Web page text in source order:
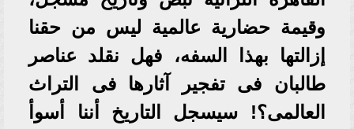
وقيمة حضارية عالمية ليس من حقنا
إزالتها بهذا السفه، فهل نقلد عناصر
طالبان فى تفجير آثارها فى التراث
العالمى؟! سيسجل التاريخ أننا أسوأ